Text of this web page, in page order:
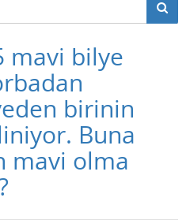
mavi bilye
birinin
Buna
mavi olma